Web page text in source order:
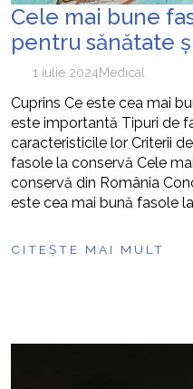
Cele mai bune
pentru sănătate
1 iulie 2024Medical
Cuprins Ce este cea mai
este importantă Tipuri de
caracteristicile lor Criterii
fasole la conservă Cele
conservă din România
este cea mai bună fasole
CITEȘTE MAI MULT